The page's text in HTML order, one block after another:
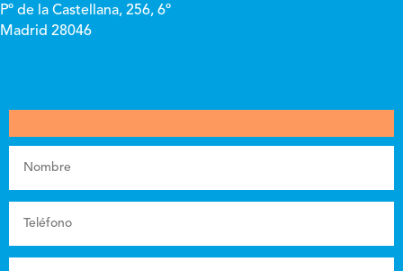
Pº de la Castellana, 256, 6º
Madrid 28046